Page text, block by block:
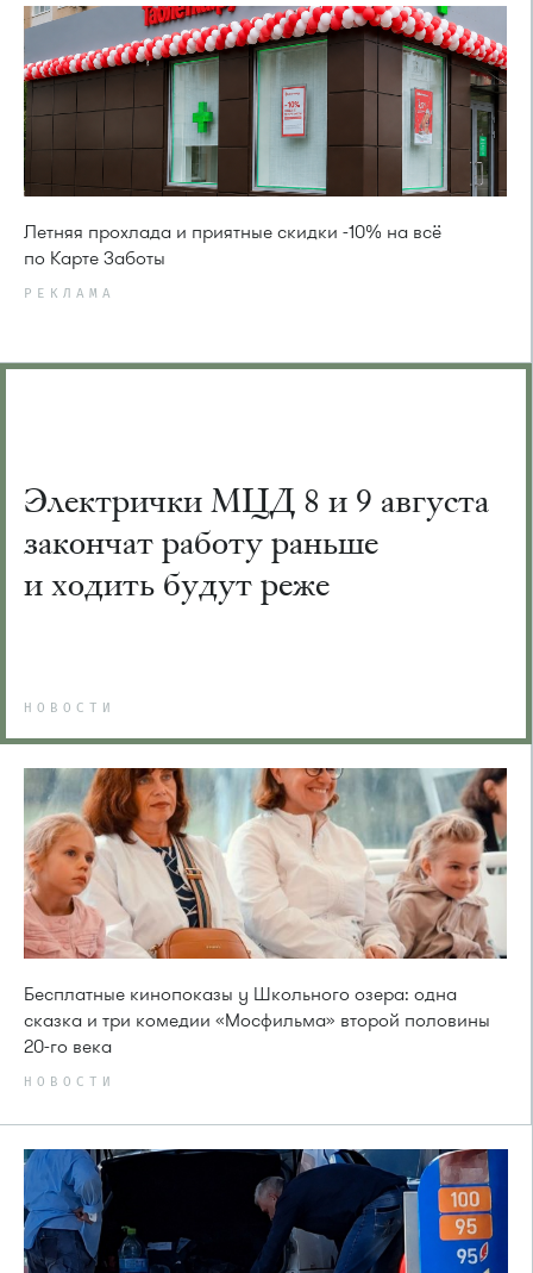
Летняя прохлада и приятные скидки -10% на всё
по Карте Заботы
РЕКЛАМА
Электрички МЦД 8 и 9 августа
закончат работу раньше
и ходить будут реже
НОВОСТИ
Бесплатные кинопоказы у Школьного озера: одна
сказка и три комедии «Мосфильма» второй половины
20-го века
НОВОСТИ